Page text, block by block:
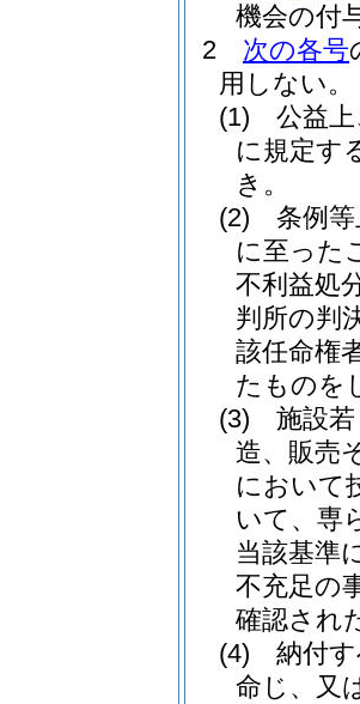
機会の付
2
次の各号
用しない。
(1)
公益
に規定す
き。
(2)
条例
に至った
不利益処
判所の判
該任命権
たものを
(3)
施設
造、販売
において
いて、専
当該基準
不充足の
確認され
(4)
納付
命じ、又